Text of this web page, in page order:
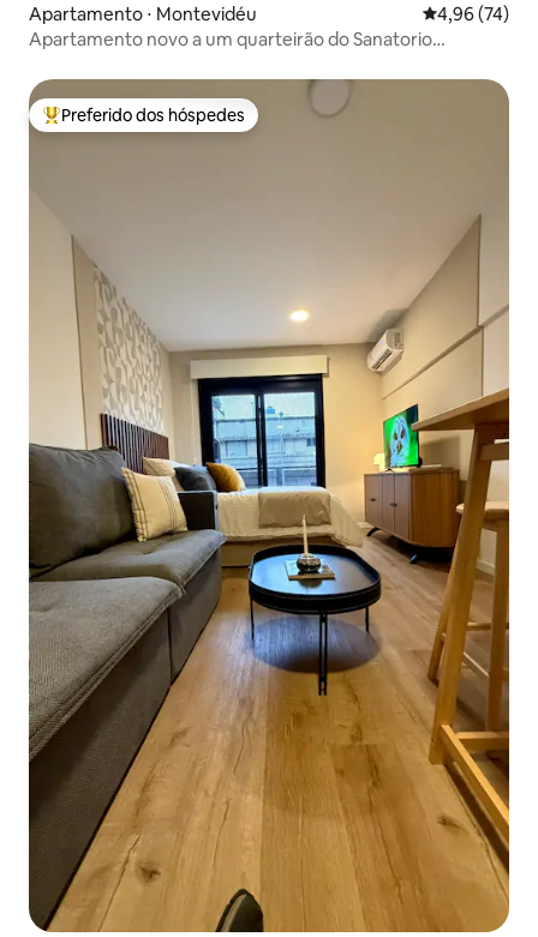
Apartamento ⋅ Montevidéu 4,96 de uma
4,96 (74)
Apartamento novo a um quarteirão do Sanatorio
Entre os melhores preferidos dos hóspedes
Preferido dos hóspedes